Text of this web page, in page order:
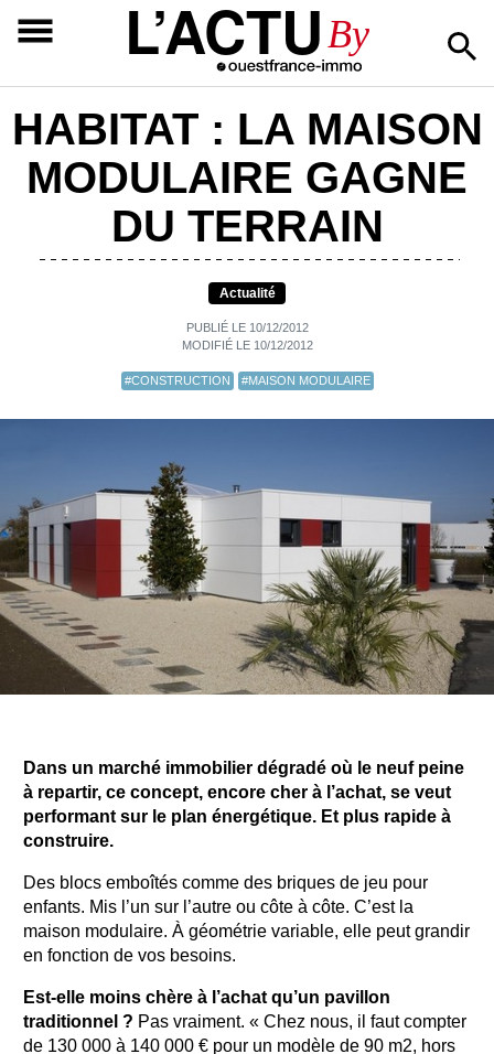
L’ACTUBy
HABITAT : LA MAISON
MODULAIRE GAGNE
DU TERRAIN
Actualité
PUBLIÉ LE 10/12/2012
MODIFIÉ LE 10/12/2012
#CONSTRUCTION #MAISON MODULAIRE
Dans un marché immobilier dégradé où le neuf peine
à repartir, ce concept, encore cher à l’achat, se veut
performant sur le plan énergétique. Et plus rapide à
construire.
Des blocs emboîtés comme des briques de jeu pour
enfants. Mis l’un sur l’autre ou côte à côte. C’est la
maison modulaire. À géométrie variable, elle peut grandir
en fonction de vos besoins.
Est-elle moins chère à l’achat qu’un pavillon
traditionnel ? Pas vraiment. « Chez nous, il faut compter
de 130 000 à 140 000 € pour un modèle de 90 m2, hors